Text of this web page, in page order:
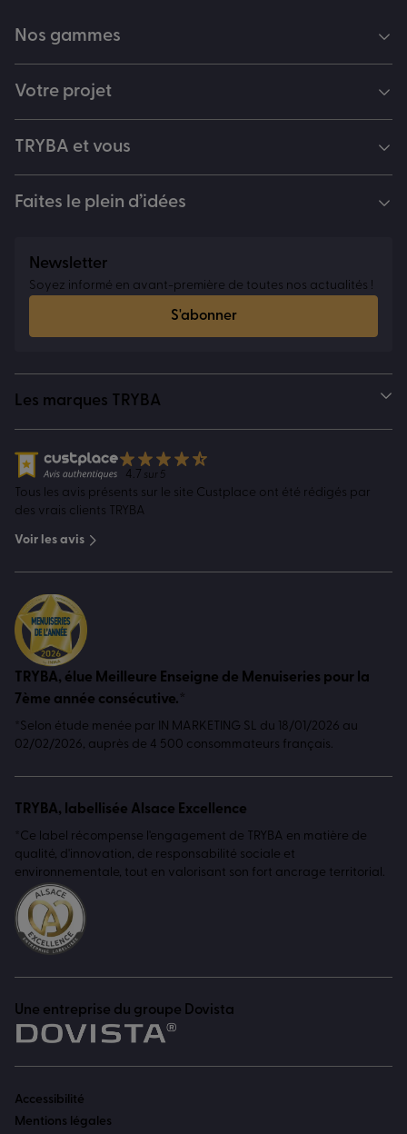
Nos gammes
Votre projet
TRYBA et vous
Faites le plein d’idées
Newsletter
Soyez informé en avant-première de toutes nos actualités !
S'abonner
Les marques TRYBA
4.7 sur 5
Tous les avis présents sur le site Custplace ont été rédigés par
des vrais clients TRYBA
Voir les avis
TRYBA, élue Meilleure Enseigne de Menuiseries pour la
7ème année consécutive.*
*Selon étude menée par IN MARKETING SL du 18/01/2026 au
02/02/2026, auprès de 4 500 consommateurs français.
TRYBA, labellisée Alsace Excellence
*Ce label récompense l'engagement de TRYBA en matière de
qualité, d'innovation, de responsabilité sociale et
environnementale, tout en valorisant son fort ancrage territorial.
Une entreprise du groupe Dovista
Accessibilité
Mentions légales